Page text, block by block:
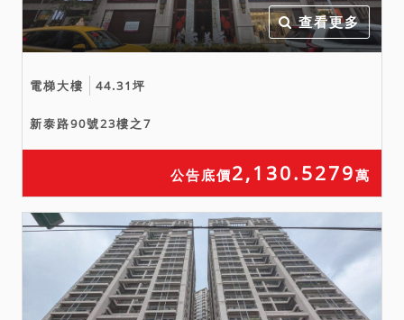
查看更多
電梯大樓 44.31坪
新泰路90號23樓之7
公告底價2,130.5279萬